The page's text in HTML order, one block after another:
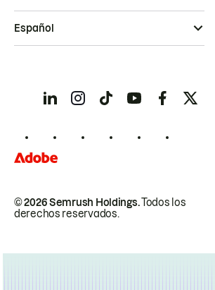
© 2026 Semrush Holdings.Todos los
derechos reservados.
Español